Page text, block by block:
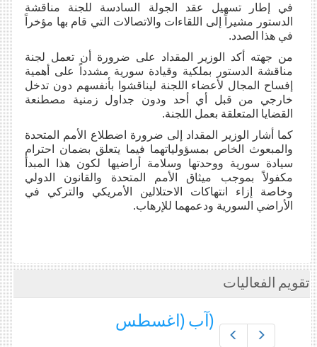
في إطار تسهيل عقد الجولة السادسة للجنة مناقشة
الدستور مشيراً إلى اللقاءات والاتصالات التي قام بها مؤخراً
في هذا الصدد.
من جهته أكد الوزير المقداد على ضرورة أن تعمل لجنة
مناقشة الدستور بملكية وقيادة سورية مشدداً على أهمية
إفساح المجال لأعضاء اللجنة ليناقشوا بأنفسهم دون تدخل
خارجي من قبل أي أحد ودون جداول زمنية مصطنعة
القضايا المتعلقة بعمل اللجنة.
كما أشار الوزير المقداد إلى ضرورة اضطلاع الأمم المتحدة
والمبعوث الخاص بمسؤولياتهما فيما يتعلق بضمان احترام
سيادة سورية ووحدتها وسلامة أراضيها لكون هذا المبدأ
مكفولاً بموجب ميثاق الأمم المتحدة والقانون الدولي
وخاصة إزاء انتهاكات الاحتلالين الأمريكي والتركي في
الأراضي السورية ودعمهما للإرهاب.
تقويم الفعاليات
(آب (اغسطس